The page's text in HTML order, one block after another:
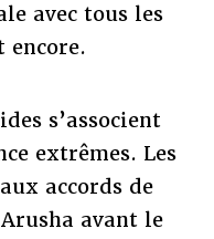
avec tous les
encore.
s’associent
extrêmes. Les
accords de
avant le